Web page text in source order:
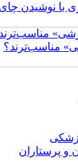
نوشیدن چای
مناسب‌ترند؟
و پرستاران